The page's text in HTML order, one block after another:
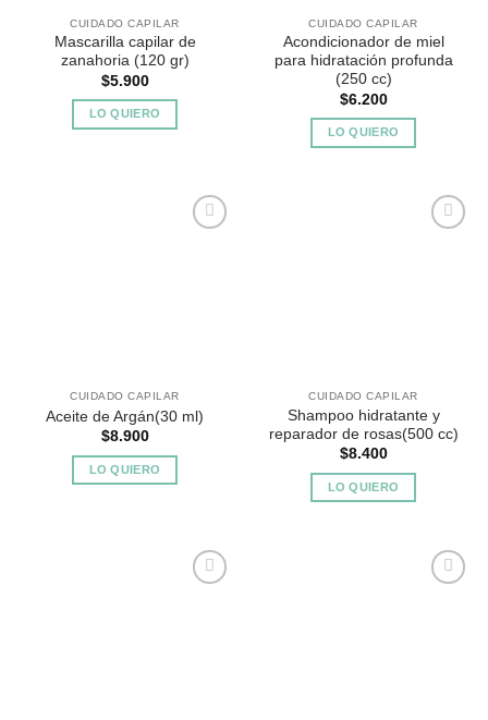
CUIDADO CAPILAR
Mascarilla capilar de
zanahoria (120 gr)
$5.900
LO QUIERO
CUIDADO CAPILAR
Acondicionador de miel
para hidratación profunda
(250 cc)
$6.200
LO QUIERO
CUIDADO CAPILAR
Aceite de Argán(30 ml)
$8.900
LO QUIERO
CUIDADO CAPILAR
Shampoo hidratante y
reparador de rosas(500 cc)
$8.400
LO QUIERO